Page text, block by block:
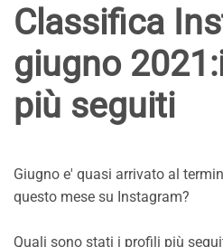
Classifica
giugno
più seguiti
Giugno e' quasi arrivato al
questo mese su Instagram?
Quali sono stati i profili più